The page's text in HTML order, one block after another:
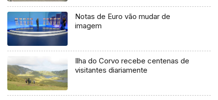
Notas de Euro vão mudar de
imagem
Ilha do Corvo recebe centenas de
visitantes diariamente